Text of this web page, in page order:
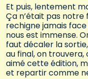
Et puis, lentement
Ça n’était pas notre
rechigne jamais
nous est immense.
faut décaler la
au final, on trouvera,
aimé cette édition,
et repartir comme